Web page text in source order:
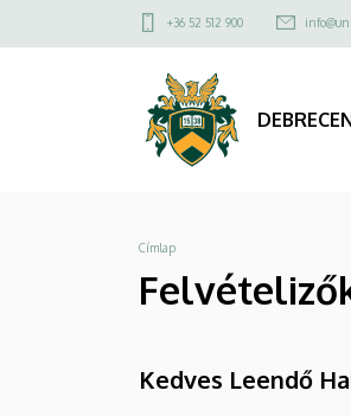
Felvételizőknek
DEBRECENI
EGYETEM
a
Felső
menü
+36 52 512 900
Morzsa
Címlap
Kedves Leendő